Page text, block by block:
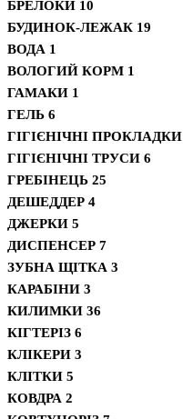
БРЕЛОКИ 10
БУДИНОК-ЛЕЖАК 19
ВОДА 1
ВОЛОГИЙ КОРМ 1
ГАМАКИ 1
ГЕЛЬ 6
ГІГІЄНІЧНІ ПРОКЛАДКИ
ГІГІЄНІЧНІ ТРУСИ 6
ГРЕБІНЕЦЬ 25
ДЕШЕДДЕР 4
ДЖЕРКИ 5
ДИСПЕНСЕР 7
ЗУБНА ЩІТКА 3
КАРАБІНИ 3
КИЛИМКИ 36
КІГТЕРІЗ 6
КЛІКЕРИ 3
КЛІТКИ 5
КОВДРА 2